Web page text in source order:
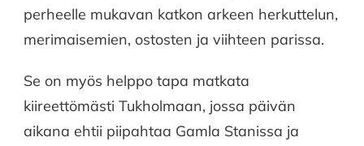
perheelle mukavan katkon arkeen herkuttelun,
merimaisemien, ostosten ja viihteen parissa.
Se on myös helppo tapa matkata
kiireettömästi Tukholmaan, jossa päivän
aikana ehtii piipahtaa Gamla Stanissa ja